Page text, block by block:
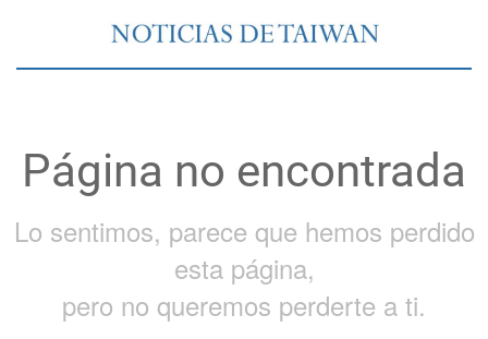
Página no encontrada
Lo sentimos, parece que hemos perdido
esta página,
pero no queremos perderte a ti.